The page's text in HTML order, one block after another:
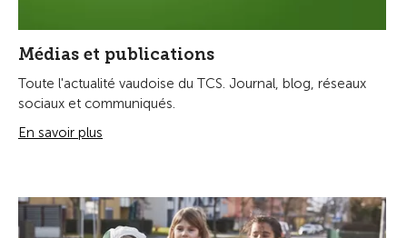
Médias et publications
Toute l'actualité vaudoise du TCS. Journal, blog, réseaux
sociaux et communiqués.
En savoir plus